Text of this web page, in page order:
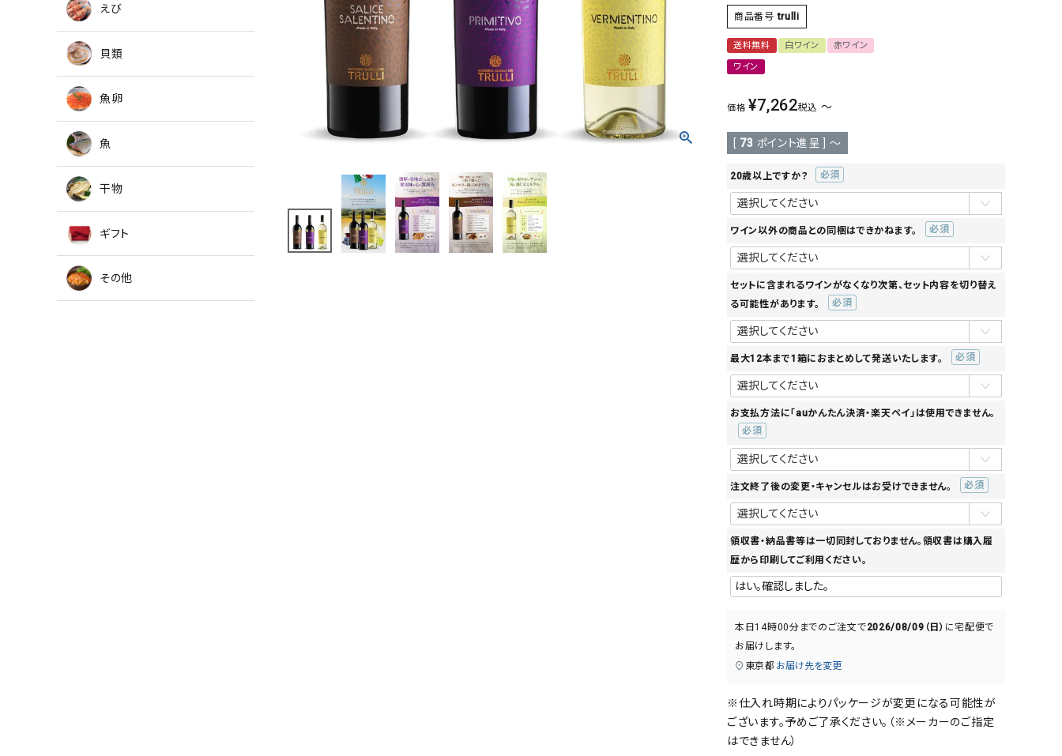
えび
貝類
魚卵
魚
干物
ギフト
その他
close
商品番号 trulli
送料無料 白ワイン 赤ワイン
ワイン
価格 ¥7,262税込 〜
[ 73 ポイント進呈 ] 〜
20歳以上ですか？
(必
ワイン以外の商品との同梱はできかねます。
(必
セットに含まれるワインがなくなり次第、セット内容を切り替え
る可能性があります。
(必
最大12本まで1箱におまとめして発送いたします。
(必
お支払方法に「auかんたん決済・楽天ペイ」は使用できません。
(必
須)
注文終了後の変更・キャンセルはお受けできません。
(必
領収書・納品書等は一切同封しておりません。領収書は購入履
歴から印刷してご利用ください。
本日14時00分 までのご注文で2026/08/09（日） に宅配便で
お届けします。
東京都 お届け先を変更
※仕入れ時期によりパッケージが変更になる可能性が
ございます。予めご了承ください。（※メーカーのご指定
はできません）